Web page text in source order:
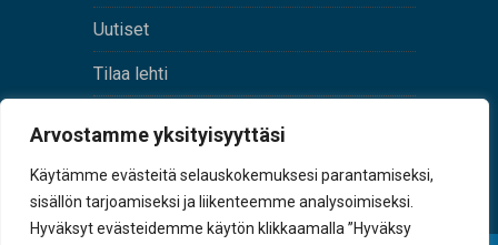
Arvostamme yksityisyyttäsi
Käytämme evästeitä selauskokemuksesi parantamiseksi,
sisällön tarjoamiseksi ja liikenteemme analysoimiseksi.
Hyväksyt evästeidemme käytön klikkaamalla ”Hyväksy
Uutiset
Tilaa lehti